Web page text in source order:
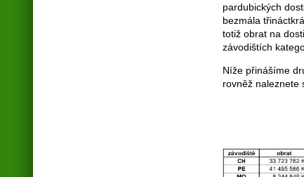
pardubických
bezmála
totiž obrat na
závodištích
Níže přinášíme
rovněž naleznete